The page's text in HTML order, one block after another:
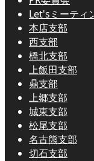
Let'sミーティ
本店支部
西支部
橋北支部
上飯田支部
鼎支部
上郷支部
城東支部
松尾支部
名古熊支部
切石支部